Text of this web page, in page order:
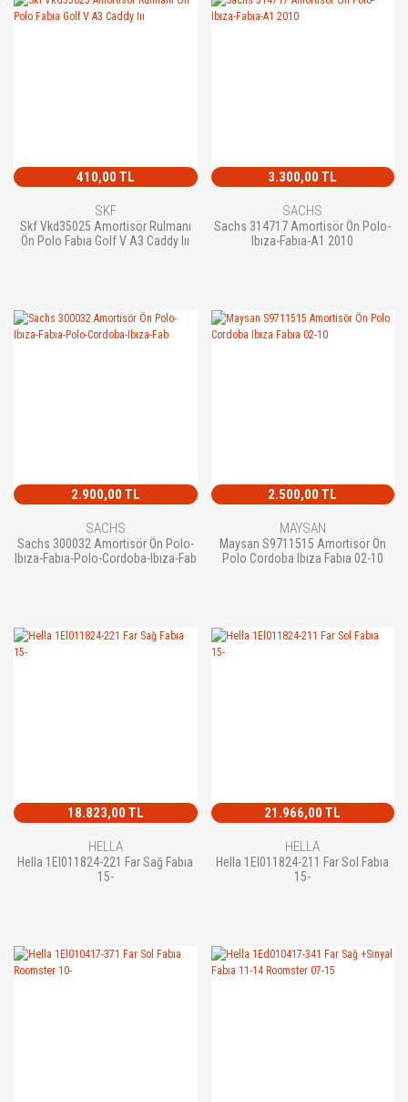
410,00 TL
SKF
Skf Vkd35025 Amortisör Rulmanı
Ön Polo Fabıa Golf V A3 Caddy Iıı
3.300,00 TL
SACHS
Sachs 314717 Amortisör Ön Polo-
Ibıza-Fabıa-A1 2010
2.900,00 TL
SACHS
Sachs 300032 Amortisör Ön Polo-
Ibıza-Fabıa-Polo-Cordoba-Ibıza-Fab
2.500,00 TL
MAYSAN
Maysan S9711515 Amortisör Ön
Polo Cordoba Ibıza Fabıa 02-10
18.823,00 TL
HELLA
Hella 1El011824-221 Far Sağ Fabıa
15-
21.966,00 TL
HELLA
Hella 1El011824-211 Far Sol Fabıa
15-